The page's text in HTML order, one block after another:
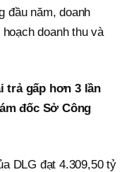
đầu năm, doanh
doanh thu và
trả gấp hơn 3 lần
đốc Sở Công
DLG đạt 4.309,50 tỷ